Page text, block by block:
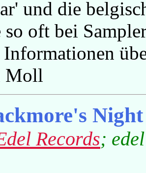
und die
so oft bei
Informationen
Moll
Records;